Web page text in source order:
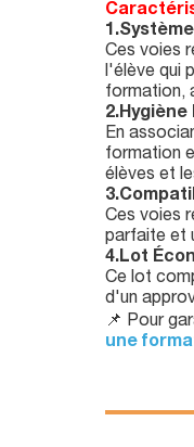
Ces voies
l'élève qui
formation,
En
formation
élèves et
Ces voies
parfaite et
4.Lot
Ce lot
d'un
📌 Pour
une